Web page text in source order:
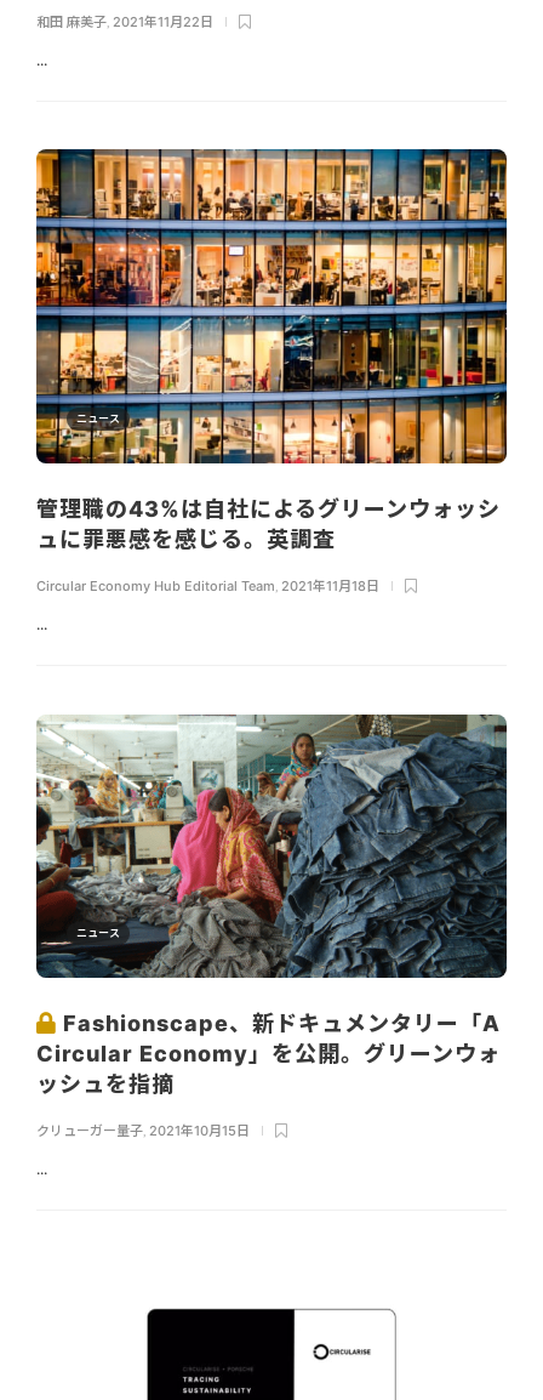
和田 麻美子 2021年11月22日
...
ニュース
管理職の43%は自社によるグリーンウォッシ
ュに罪悪感を感じる。英調査
Circular Economy Hub Editorial Team 2021年11月18日
...
ニュース
Fashionscape、新ドキュメンタリー「A
Circular Economy」を公開。グリーンウォ
ッシュを指摘
クリューガー量子, 2021年10月15日
...